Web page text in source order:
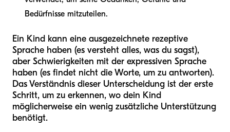
Bedürfnisse mitzuteilen.
Ein Kind kann eine ausgezeichnete rezeptive
Sprache haben (es versteht alles, was du sagst),
aber Schwierigkeiten mit der expressiven Sprache
haben (es findet nicht die Worte, um zu antworten).
Das Verständnis dieser Unterscheidung ist der erste
Schritt, um zu erkennen, wo dein Kind
möglicherweise ein wenig zusätzliche Unterstützung
benötigt.